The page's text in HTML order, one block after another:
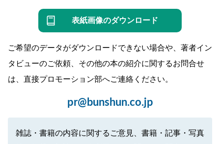
表紙画像のダウンロード
ご希望のデータがダウンロードできない場合や、著者イン
タビューのご依頼、その他の本の紹介に関するお問合せ
は、直接プロモーション部へご連絡ください。
pr@bunshun.co.jp
雑誌・書籍の内容に関するご意見、書籍・記事・写真